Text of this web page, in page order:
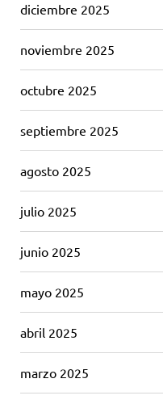
diciembre 2025
noviembre 2025
octubre 2025
septiembre 2025
agosto 2025
julio 2025
junio 2025
mayo 2025
abril 2025
marzo 2025